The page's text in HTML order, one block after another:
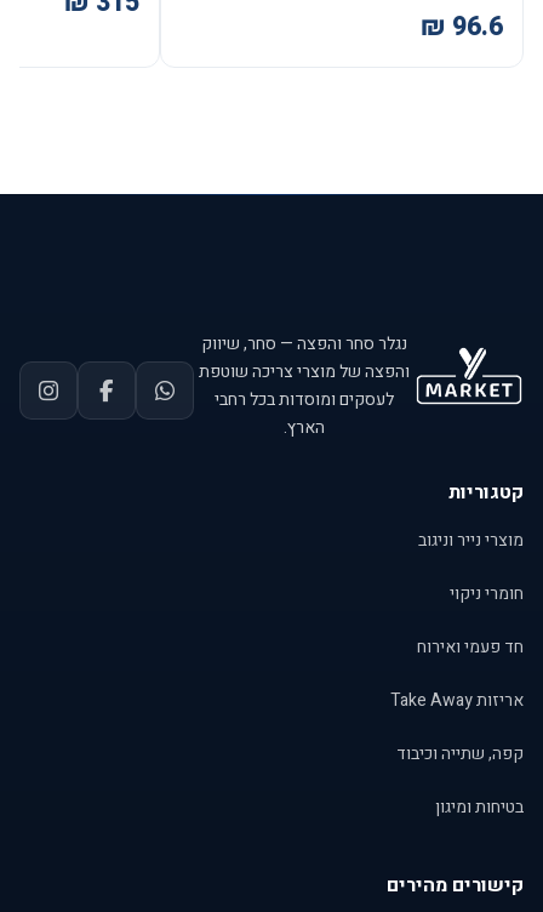
נגלר סחר והפצה — סחר, שיווק
והפצה של מוצרי צריכה שוטפת
לעסקים ומוסדות בכל רחבי
הארץ.
קטגוריות
מוצרי נייר וניגוב
חומרי ניקוי
חד פעמי ואירוח
אריזות Take Away
קפה, שתייה וכיבוד
בטיחות ומיגון
קישורים מהירים